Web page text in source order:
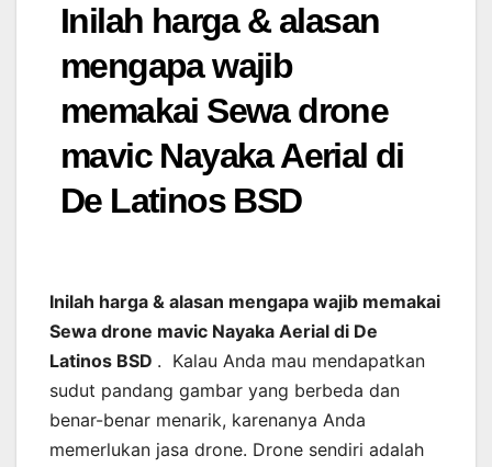
Inilah harga & alasan
mengapa wajib
memakai Sewa drone
mavic Nayaka Aerial di
De Latinos BSD
Inilah harga & alasan mengapa wajib memakai
Sewa drone mavic Nayaka Aerial di De
Latinos BSD . Kalau Anda mau mendapatkan
sudut pandang gambar yang berbeda dan
benar-benar menarik, karenanya Anda
memerlukan jasa drone. Drone sendiri adalah